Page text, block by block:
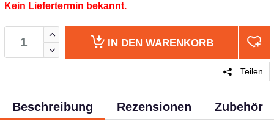
Kein Liefertermin bekannt.
IN DEN WARENKORB
Teilen
Beschreibung Rezensionen Zubehör